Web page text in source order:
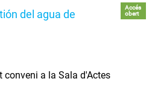
del agua de
Accés
obert
conveni a la Sala d'Actes